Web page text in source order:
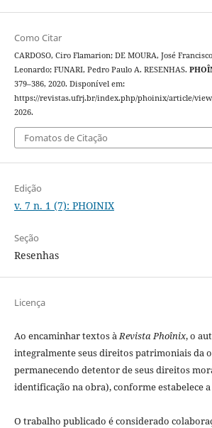
Como Citar
CARDOSO, Ciro Flamarion; DE MOURA, José
Leonardo; FUNARI, Pedro Paulo A. RESENHAS.
379–386, 2020. Disponível em:
https://revistas.ufrj.br/index.php/phoinix/article/view/
2026.
Fomatos de Citação
Edição
v. 7 n. 1 (7): PHOINIX
Seção
Resenhas
Licença
Ao encaminhar textos àRevista Phoînix, o
integralmente seus direitos patrimoniais da
permanecendo detentor de seus direitos
identificação na obra), conforme estabelece
O trabalho publicado é considerado